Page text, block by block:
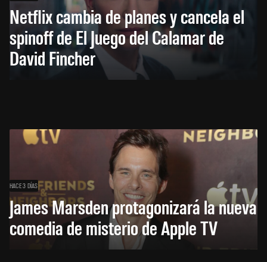
Netflix cambia de planes y cancela el
spinoff de El Juego del Calamar de
David Fincher
HACE 3 DÍAS
James Marsden protagonizará la nueva
comedia de misterio de Apple TV